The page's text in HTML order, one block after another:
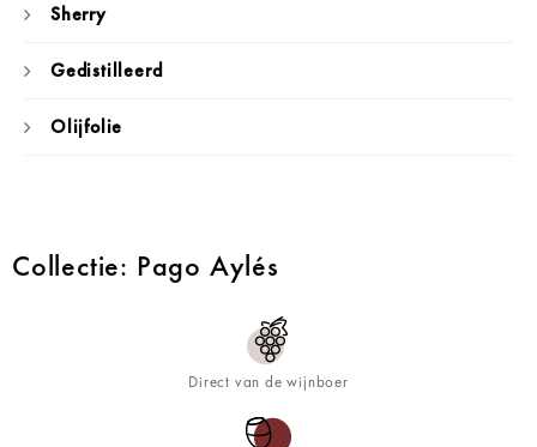
Sherry
Gedistilleerd
Olijfolie
Collectie: Pago Aylés
Direct van de wijnboer